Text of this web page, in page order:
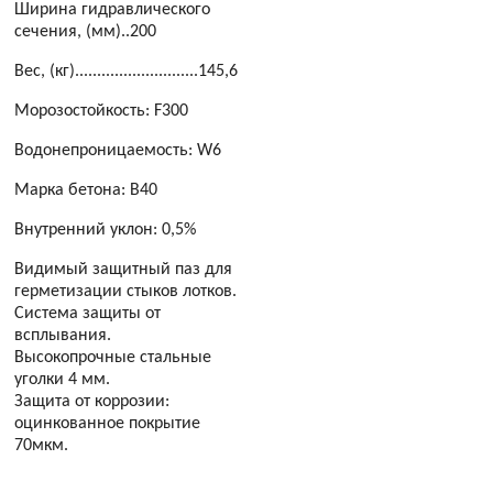
Ширина гидравлического
сечения, (мм)..200
Вес, (кг)............................145,6
Морозостойкость: F300
Водонепроницаемость: W6
Марка бетона: B40
Внутренний уклон: 0,5%
Видимый защитный паз для
герметизации стыков лотков.
Система защиты от
всплывания.
Высокопрочные стальные
уголки 4 мм.
Защита от коррозии:
оцинкованное покрытие
70мкм.